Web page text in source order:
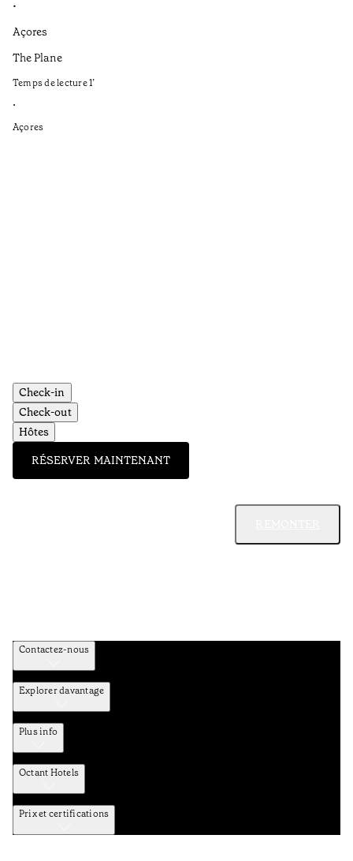
•
Açores
The Plane
Temps de lecture1’
•
Açores
Check-in
Check-out
Hôtes
RÉSERVER MAINTENANT
Contactez-nous
Explorer davantage
Plus info
Octant Hotels
Prix et certifications